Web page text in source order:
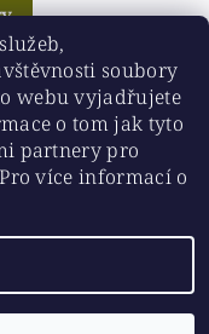
soubory
webu vyjadřujete
o tom jak tyto
partnery pro
více informací o